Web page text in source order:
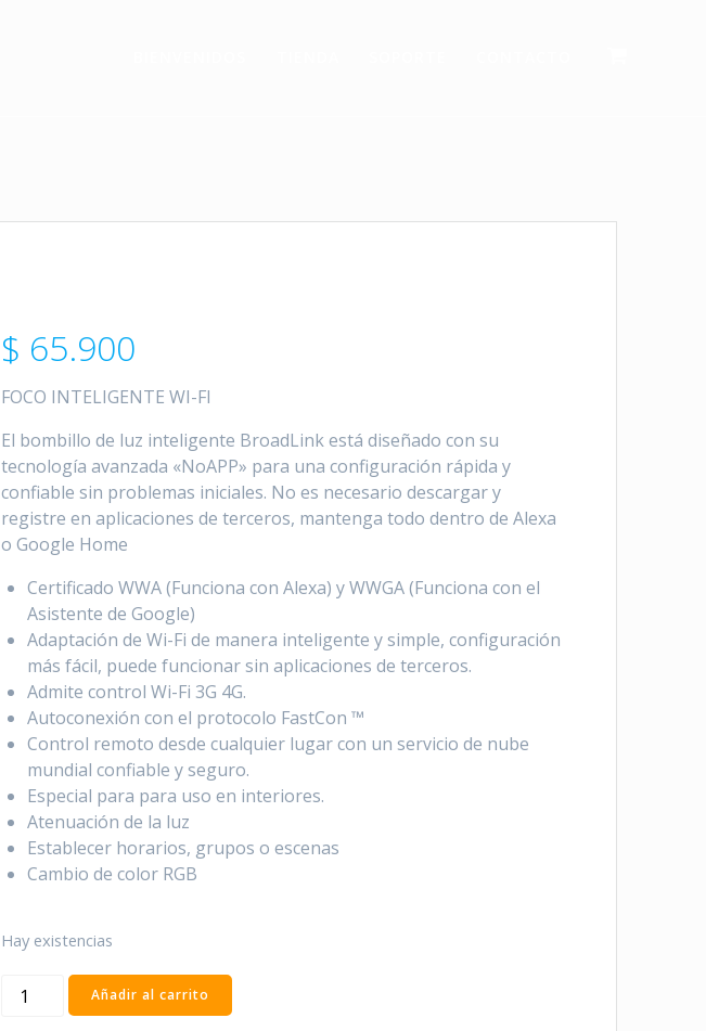
$ 65.900
FOCO INTELIGENTE WI-FI
El bombillo de luz inteligente BroadLink está diseñado con su
tecnología avanzada «NoAPP» para una configuración rápida y
confiable sin problemas iniciales. No es necesario descargar y
registre en aplicaciones de terceros, mantenga todo dentro de Alexa
o Google Home
Certificado WWA (Funciona con Alexa) y WWGA (Funciona con el
Asistente de Google)
Adaptación de Wi-Fi de manera inteligente y simple, configuración
más fácil, puede funcionar sin aplicaciones de terceros.
Admite control Wi-Fi 3G 4G.
Autoconexión con el protocolo FastCon ™
Control remoto desde cualquier lugar con un servicio de nube
mundial confiable y seguro.
Especial para para uso en interiores.
Atenuación de la luz
Establecer horarios, grupos o escenas
Cambio de color RGB
Hay existencias
Foco
Inteligente
Añadir al carrito